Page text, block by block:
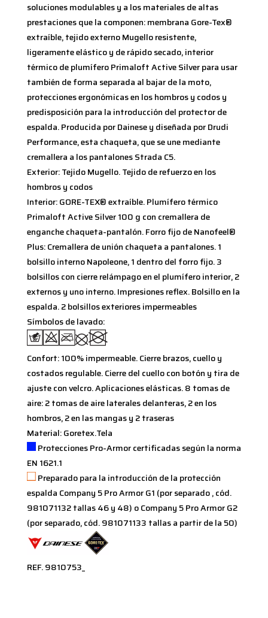
soluciones modulables y a los materiales de altas
prestaciones que la componen: membrana Gore-Tex®
extraíble, tejido externo Mugello resistente,
ligeramente elástico y de rápido secado, interior
térmico de plumífero Primaloft Active Silver para usar
también de forma separada al bajar de la moto,
protecciones ergonómicas en los hombros y codos y
predisposición para la introducción del protector de
espalda. Producida por Dainese y diseñada por Drudi
Performance, esta chaqueta, que se une mediante
cremallera a los pantalones Strada C5.
Exterior: Tejido Mugello. Tejido de refuerzo en los
hombros y codos
Interior: GORE-TEX® extraíble. Plumífero térmico
Primaloft Active Silver 100 g con cremallera de
enganche chaqueta-pantalón. Forro fijo de Nanofeel®
Plus: Cremallera de unión chaqueta a pantalones. 1
bolsillo interno Napoleone, 1 dentro del forro fijo. 3
bolsillos con cierre relámpago en el plumífero interior, 2
externos y uno interno. Impresiones reflex. Bolsillo en la
espalda. 2 bolsillos exteriores impermeables
Símbolos de lavado:
Confort: 100% impermeable. Cierre brazos, cuello y
costados regulable. Cierre del cuello con botón y tira de
ajuste con velcro. Aplicaciones elásticas. 8 tomas de
aire: 2 tomas de aire laterales delanteras, 2 en los
hombros, 2 en las mangas y 2 traseras
Material: Goretex.Tela
Protecciones Pro-Armor certificadas según la norma
EN 1621.1
Preparado para la introducción de la protección
espalda Company 5 Pro Armor G1 (por separado , cód.
981071132 tallas 46 y 48) o Company 5 Pro Armor G2
(por separado, cód. 981071133 tallas a partir de la 50)
REF. 9810753_